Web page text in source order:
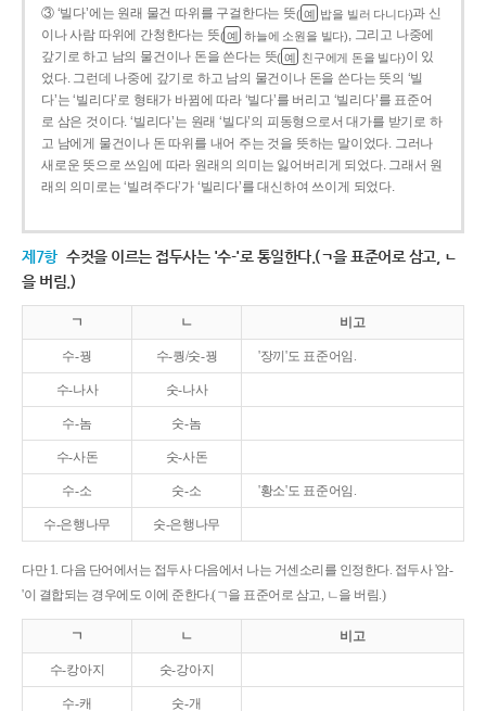
③ ‘빌다’에는 원래 물건 따위를 구걸한다는 뜻( 예 밥을 빌러 다니다)과 신
이나 사람 따위에 간청한다는 뜻( 예 하늘에 소원을 빌다), 그리고 나중에
갚기로 하고 남의 물건이나 돈을 쓴다는 뜻( 예 친구에게 돈을 빌다)이 있
었다. 그런데 나중에 갚기로 하고 남의 물건이나 돈을 쓴다는 뜻의 ‘빌
다’는 ‘빌리다’로 형태가 바뀜에 따라 ‘빌다’를 버리고 ‘빌리다’를 표준어
로 삼은 것이다. ‘빌리다’는 원래 ‘빌다’의 피동형으로서 대가를 받기로 하
고 남에게 물건이나 돈 따위를 내어 주는 것을 뜻하는 말이었다. 그러나
새로운 뜻으로 쓰임에 따라 원래의 의미는 잃어버리게 되었다. 그래서 원
래의 의미로는 ‘빌려주다’가 ‘빌리다’를 대신하여 쓰이게 되었다.
제7항 수컷을 이르는 접두사는 '수-'로 통일한다.(ㄱ을 표준어로 삼고, ㄴ
을 버림.)
ㄱ ㄴ 비고
수-꿩 수-퀑/숫-꿩 '장끼'도 표준어임.
수-나사 숫-나사
수-놈 숫-놈
수-사돈 숫-사돈
수-소 숫-소 '황소'도 표준어임.
수-은행나무 숫-은행나무
다만 1. 다음 단어에서는 접두사 다음에서 나는 거센소리를 인정한다. 접두사 '암-
'이 결합되는 경우에도 이에 준한다.(ㄱ을 표준어로 삼고, ㄴ을 버림.)
ㄱ ㄴ 비고
수-캉아지 숫-강아지
수-캐 숫-개